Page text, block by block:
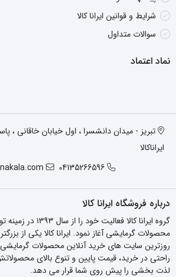
شرایط و قوانین ایرانا کالا
سوالات متداول
نماد اعتماد
ایراناکالا
04135266596
درباره فروشگاه ایرانا کالا
گروه ایرانا کالا
محصولات گرمایشی آغاز نمود. ایرانا کالا یکی از
روزترین سایت های خرید آنلاین محصولات
راحتی در خرید، قیمت پایین و تنوع بالای
لذت بخشی را پیش روی شما قرار می دهد.